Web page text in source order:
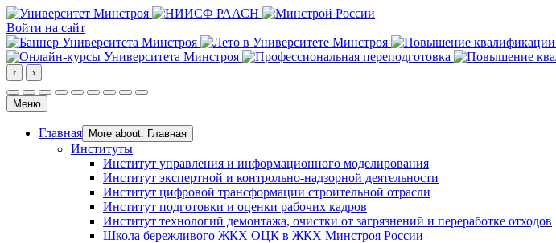
Войти на сайт
‹ ›
Меню
Главная More about: Главная
Институты
Институт управления и информационного моделирования
Институт экспертной и контрольно-надзорной деятельности
Институт цифровой трансформации строительной отрасли
Институт подготовки и оценки рабочих кадров
Институт технологий демонтажа, очистки от загрязнений и переработке отходов
Школа бережливого ЖКХ ОЦК в ЖКХ Минстроя России